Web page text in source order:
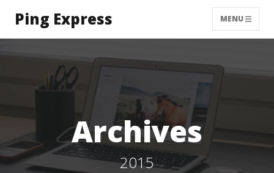
Ping Express MENU
Archives
2015